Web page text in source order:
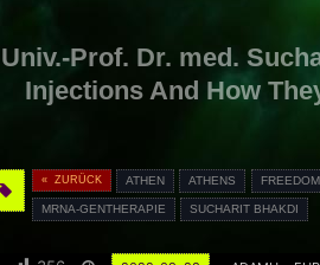
Univ.-Prof. Dr. med.
Injections And How
« ZURÜCK ATHEN ATHENS
MRNA-GENTHERAPIE SUCHARIT BHAKDI